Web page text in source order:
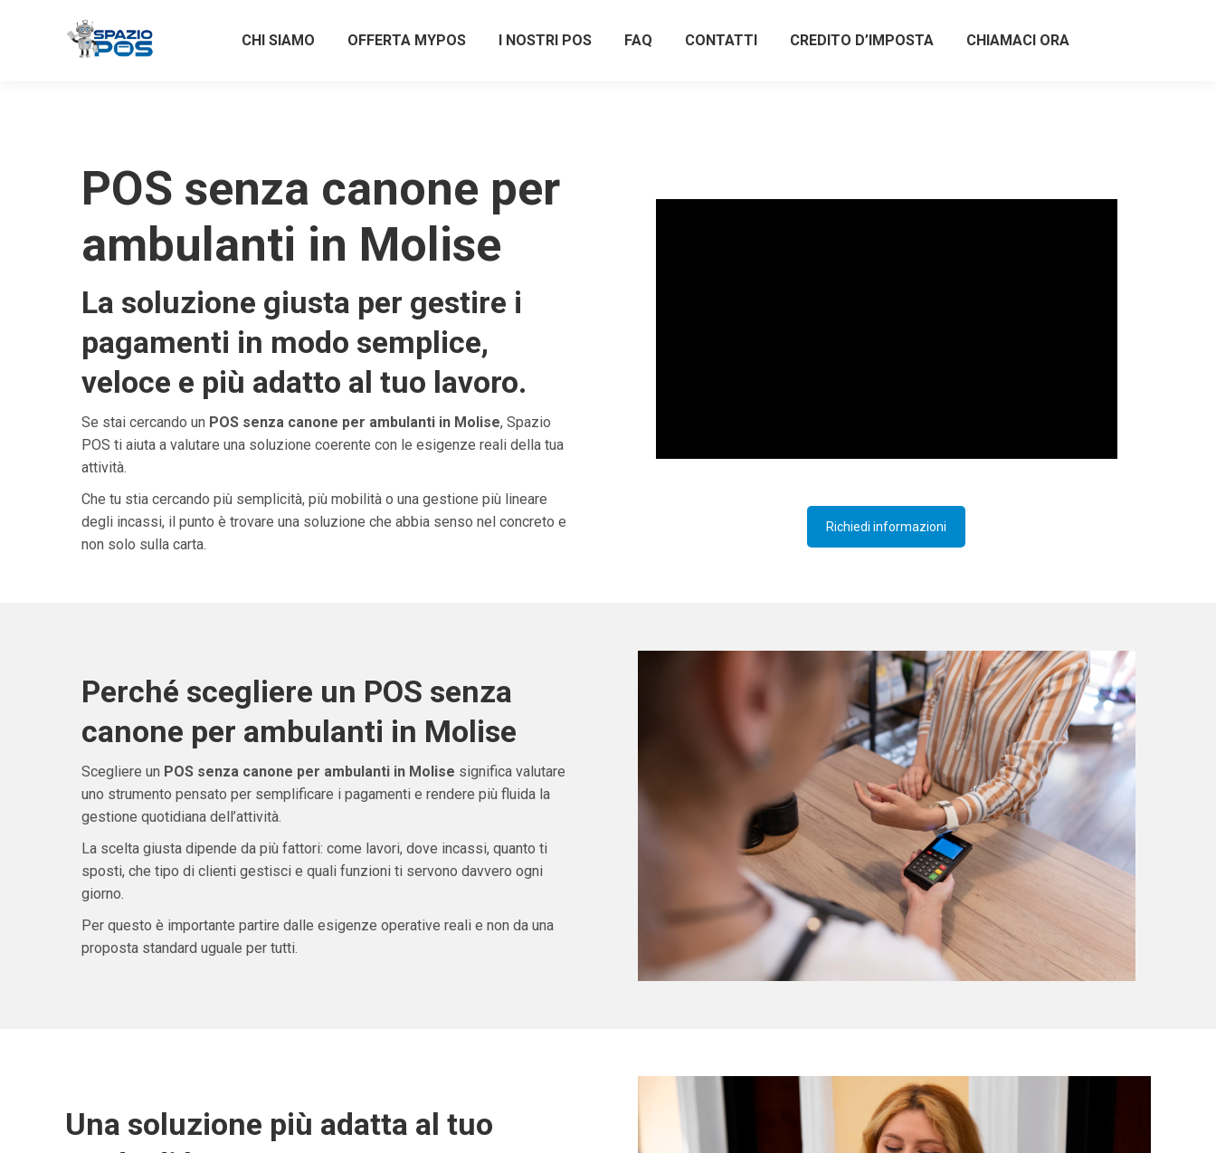
CHI SIAMO OFFERTA MYPOS I NOSTRI POS FAQ CONTATTI CREDITO D’IMPOSTA CHIAMACI ORA
POS senza canone per
ambulanti in Molise
La soluzione giusta per gestire i
pagamenti in modo semplice,
veloce e più adatto al tuo lavoro.
Se stai cercando un POS senza canone per ambulanti in Molise, Spazio
POS ti aiuta a valutare una soluzione coerente con le esigenze reali della tua
attività.
Che tu stia cercando più semplicità, più mobilità o una gestione più lineare
degli incassi, il punto è trovare una soluzione che abbia senso nel concreto e
non solo sulla carta.
Richiedi informazioni
Perché scegliere un POS senza
canone per ambulanti in Molise
Scegliere un POS senza canone per ambulanti in Molise significa valutare
uno strumento pensato per semplificare i pagamenti e rendere più fluida la
gestione quotidiana dell’attività.
La scelta giusta dipende da più fattori: come lavori, dove incassi, quanto ti
sposti, che tipo di clienti gestisci e quali funzioni ti servono davvero ogni
giorno.
Per questo è importante partire dalle esigenze operative reali e non da una
proposta standard uguale per tutti.
Una soluzione più adatta al tuo